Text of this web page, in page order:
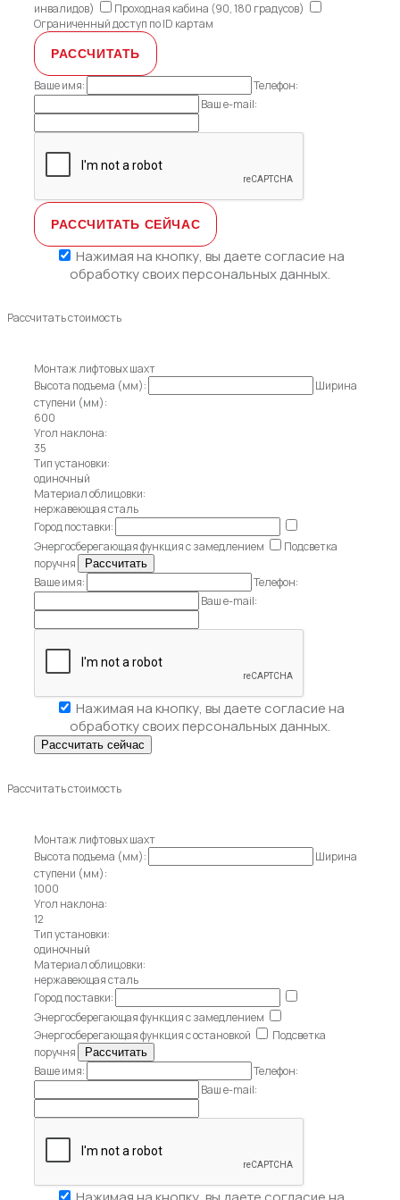
инвалидов)
Проходная кабина (90, 180 градусов)
Ограниченный доступ по ID картам
Ваше имя:
Телефон:
Ваш e-mail:
Нажимая на кнопку, вы даете согласие на
обработку своих персональных данных.
Рассчитать стоимость
Монтаж лифтовых шахт
Высота подъема (мм):
Ширина
ступени (мм):
600
Угол наклона:
35
Тип установки:
одиночный
Материал облицовки:
нержавеющая сталь
Город поставки:
Энергосберегающая функция с замедлением
Подсветка
поручня
Ваше имя:
Телефон:
Ваш e-mail:
Нажимая на кнопку, вы даете согласие на
обработку своих персональных данных.
Рассчитать стоимость
Монтаж лифтовых шахт
Высота подъема (мм):
Ширина
ступени (мм):
1000
Угол наклона:
12
Тип установки:
одиночный
Материал облицовки:
нержавеющая сталь
Город поставки:
Энергосберегающая функция с замедлением
Энергосберегающая функция с остановкой
Подсветка
поручня
Ваше имя:
Телефон:
Ваш e-mail: